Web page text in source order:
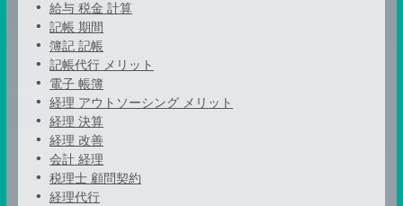
給与 税金 計算
記帳 期間
簿記 記帳
記帳代行 メリット
電子 帳簿
経理 アウトソーシング メリット
経理 決算
経理 改善
会計 経理
税理士 顧問契約
経理代行